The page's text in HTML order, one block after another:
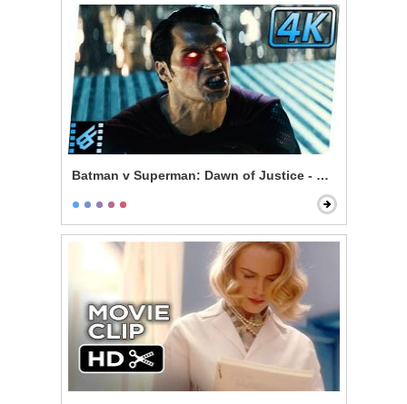
Batman v Superman: Dawn of Justice - Superman &